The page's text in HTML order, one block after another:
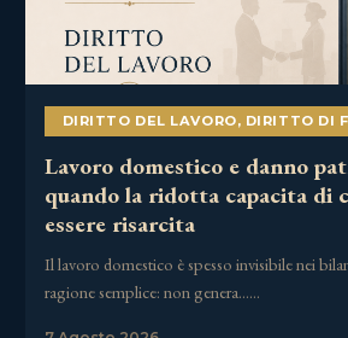
DIRITTO DEL LAVORO, DIRITTO DI
Lavoro domestico e danno
quando la ridotta capacita di
essere risarcita
Il lavoro domestico è spesso invisibile nei
ragione semplice: non genera……